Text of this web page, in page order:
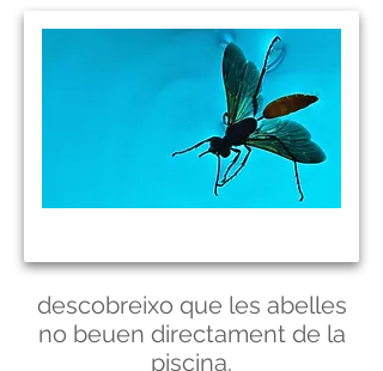
descobreixo que les abelles
no beuen directament de la
piscina.